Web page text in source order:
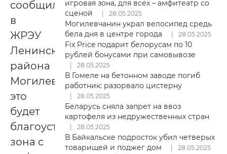
сообщили
в
ЖРЭУ
Ленинского
района
Могилева,
это
будет
благоустроенная
зона с
игровая зона, для всех – амфитеатр со
сценой
28.05.2025
Могилевчанин украл велосипед средь
бела дня в центре города
28.05.2025
Fix Price подарит белорусам по 10
рублей бонусами при самовывозе
28.05.2025
В Гомеле на бетонном заводе погиб
работник: разорвало цистерну
28.05.2025
Беларусь сняла запрет на ввоз
картофеля из недружественных стран
28.05.2025
В Байкальске подросток убил четверых
товарищей и поджег дом
28.05.2025